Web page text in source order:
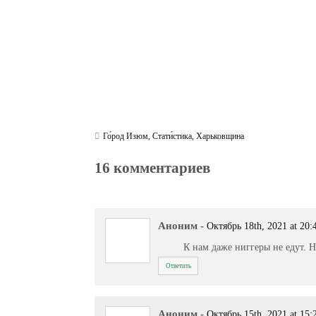
Го́род Изюм,Стати́стика,Харьковщина
16 комментариев
Аноним - Октябрь 18th, 2021 at
К нам даже ниггеры не едут.
Ответить